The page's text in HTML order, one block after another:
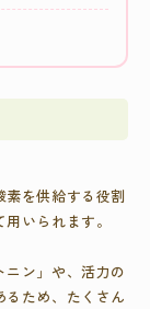
を供給する役割
いられます。
ニン」や、活力の
ため、たくさん